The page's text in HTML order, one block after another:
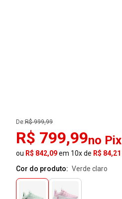
De:R$ 999,99
R$ 799,99no Pix
ou R$ 842,09em 10x de R$ 84,21
Cor do produto:
verde claro